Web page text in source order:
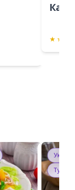
★ ★